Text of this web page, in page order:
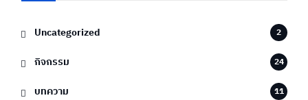
Uncategorized 2
กิจกรรม 24
บทความ 11